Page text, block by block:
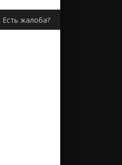
Есть жалоба?